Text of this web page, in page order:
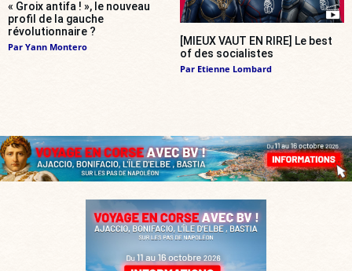
« Groix antifa ! », le nouveau
profil de la gauche
révolutionnaire ?
Par Yann Montero
[MIEUX VAUT EN RIRE] Le best
of des socialistes
Par Etienne Lombard